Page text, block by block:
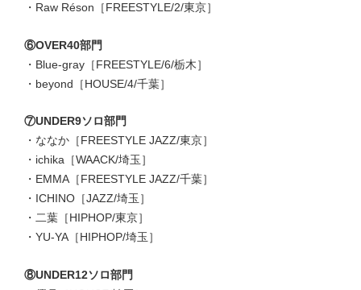
・Raw Réson［FREESTYLE/2/東京］
⑥OVER40部門
・Blue-gray［FREESTYLE/6/栃木］
・beyond［HOUSE/4/千葉］
⑦UNDER9ソロ部門
・ななか［FREESTYLE JAZZ/東京］
・ichika［WAACK/埼玉］
・EMMA［FREESTYLE JAZZ/千葉］
・ICHINO［JAZZ/埼玉］
・二葉［HIPHOP/東京］
・YU-YA［HIPHOP/埼玉］
⑧UNDER12ソロ部門